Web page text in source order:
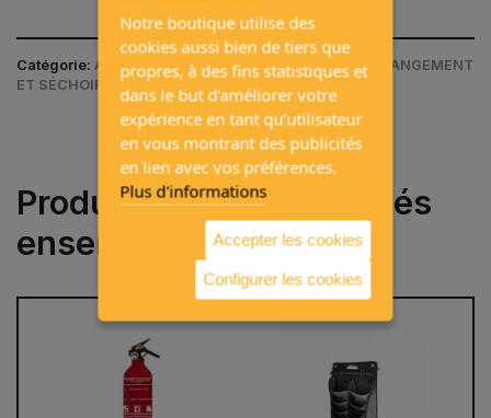
Catégorie: ACCESSOIRES DE CAMPING / BOÎTES DE RANGEMENT
ET SÉCHOIR
Produits souvent achetés
ensemble
Notre boutique utilise des
cookies aussi bien de tiers que
propres, à des fins statistiques et
dans le but d’améliorer votre
expérience en tant qu’utilisateur
en vous montrant des publicités
en lien avec vos préférences.
Plus d'informations
Accepter les cookies
Configurer les cookies